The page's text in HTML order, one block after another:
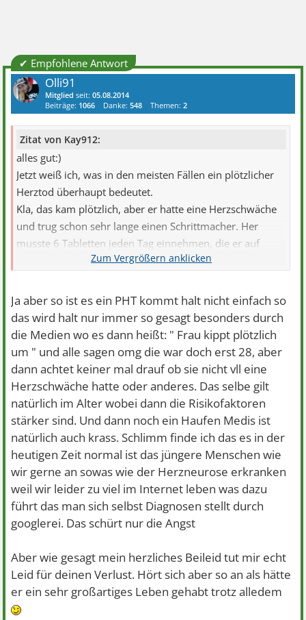
✔ Empfohlene Antwort
Olli91
Mitglied seit:05.08.2014
Beiträge: 1066 Danke:548 Themen:2
Zitat von Kay912:
alles gut:)
Jetzt weiß ich, was in den meisten Fällen ein plötzlicher
Herztod überhaupt bedeutet.
Kla, das kam plötzlich, aber er hatte eine Herzschwäche
und trug schon sehr lange einen Schrittmacher. Her
musste 6 Tabletten jeden Tag einnehmen, die er auf
einmal natürlich einnahm und darauf gerne mal einen
Bewegung. Typisches Rentnerleben auf dem Land halt.
Also, irgendwie schon absehbar aber der Zeitpunkt nicht.
Da die meisten Ärzte sich nicht für die Lebensweise
interessieren, ist das ein plötzlicher Herztod.
Dh aber auch, dass ein schwaches Herz noch sehr viel
Belastung, durch Alk.,Multimedikation und allgemeiner
ungesunder Lebensweise sehr viel wegstecken kann.
Er hat eben sein Leben gerne so gelebt und keinen
Gedanken daran verschwenden vllt mal Tod umfallen zu
müssen.
Ja aber so ist es ein PHT kommt halt nicht einfach so
das wird halt nur immer so gesagt besonders durch
die Medien wo es dann heißt: " Frau kippt plötzlich
um " und alle sagen omg die war doch erst 28, aber
dann achtet keiner mal drauf ob sie nicht vll eine
Herzschwäche hatte oder anderes. Das selbe gilt
natürlich im Alter wobei dann die Risikofaktoren
stärker sind. Und dann noch ein Haufen Medis ist
natürlich auch krass. Schlimm finde ich das es in der
heutigen Zeit normal ist das jüngere Menschen wie
wir gerne an sowas wie der Herzneurose erkranken
weil wir leider zu viel im Internet leben was dazu
führt das man sich selbst Diagnosen stellt durch
googlerei. Das schürt nur die Angst
Aber wie gesagt mein herzliches Beileid tut mir echt
Leid für deinen Verlust. Hört sich aber so an als hätte
er ein sehr großartiges Leben gehabt trotz alledem